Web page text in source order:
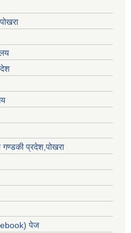
गण्डकी प्रदेश,पोखरा
पेज